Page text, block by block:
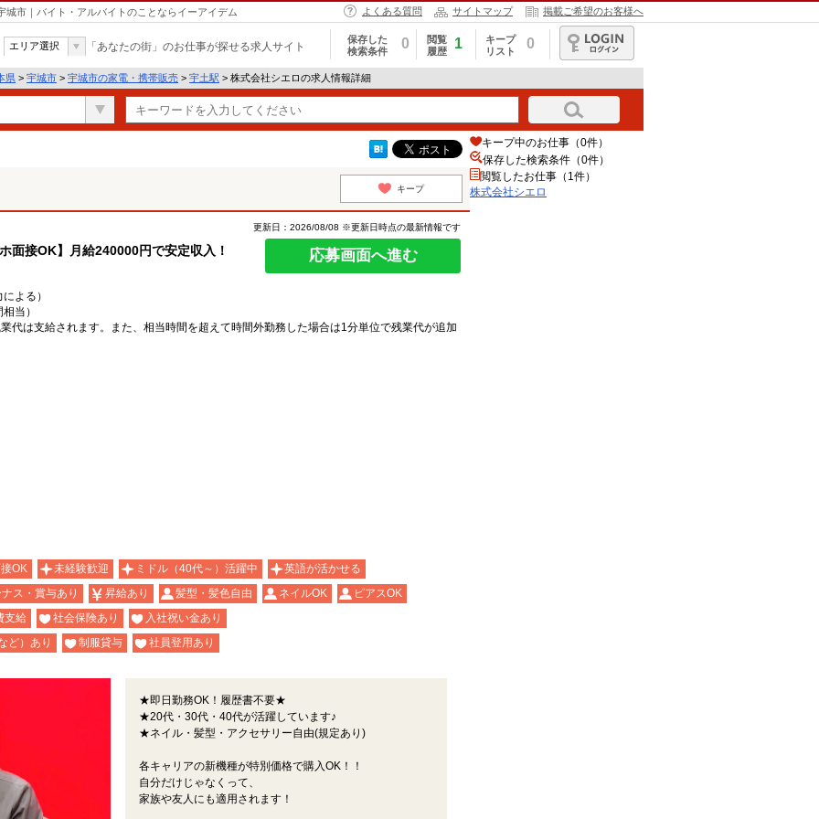
市｜バイト・アルバイトのことならイーアイデム よくある質問 サイトマップ 掲載ご希望のお客様へ
エリア選択 「あなたの街」のお仕事が探せる求人サイト
保存した
検索条件
0
閲覧
履歴
1
キープ
リスト
0
ログイン
県 > 宇城市 > 宇城市の家電・携帯販売 > 宇土駅 > 株式会社シエロの求人情報詳細
キープ
面接OK】月給240000円で安定収入！
更新日：2026/08/08 ※更新日時点の最新情報です
応募画面へ進む
よる）
当）
代は支給されます。また、相当時間を超えて時間外勤務した場合は1分単位で残業代が追加
OK 未経験歓迎 ミドル（40代～）活躍中
英語が活かせる
ス・賞与あり
昇給あり 髪型・髪色自由 ネイルOK
ピアスOK
支給
社会保険あり
入社祝い金あり
ど）あり
制服貸与 社員登用あり
★即日勤務OK！履歴書不要★
★20代・30代・40代が活躍しています♪
★ネイル・髪型・アクセサリー自由(規定あり)
各キャリアの新機種が特別価格で購入OK！！
自分だけじゃなくって、
家族や友人にも適用されます！
キープ中のお仕事（0件）
保存した検索条件（0件）
閲覧したお仕事（1件）
株式会社シエロ